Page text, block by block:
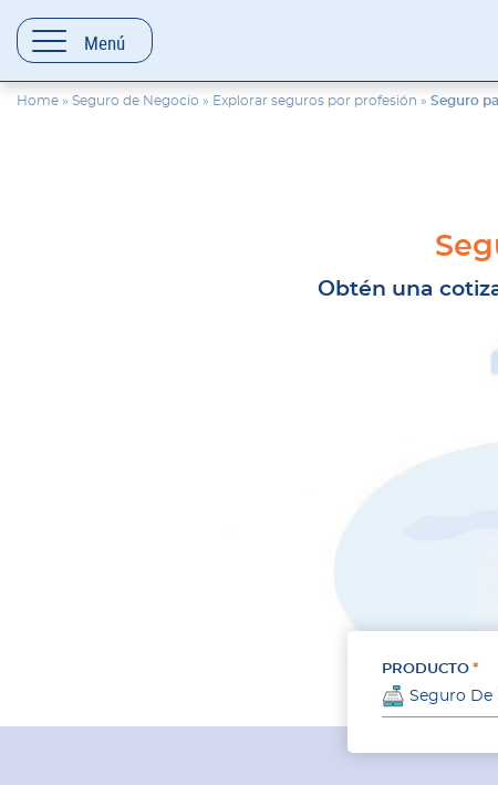
contenido
Menú
Home » Seguro de Negocio » Explorar seguros por profesión » Seguro
Obtén una
PRODUCTO
Seguro De